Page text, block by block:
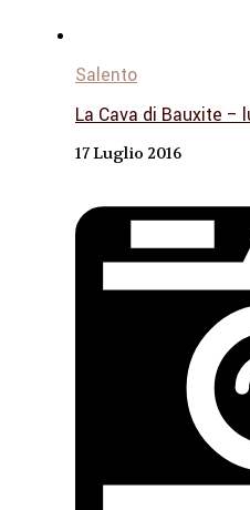
Salento
La Cava di Bauxite
17 Luglio 2016